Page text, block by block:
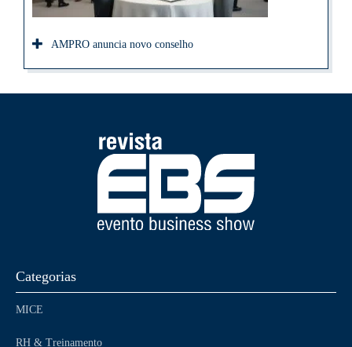
AMPRO anuncia novo conselho
Categorias
MICE
RH & Treinamento